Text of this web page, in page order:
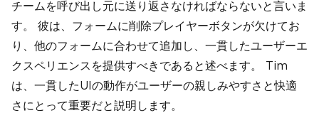
チームを呼び出し元に送り返さなければならないと言いま
す。 彼は、フォームに削除プレイヤーボタンが欠けてお
り、他のフォームに合わせて追加し、一貫したユーザーエ
クスペリエンスを提供すべきであると述べます。 Tim
は、一貫したUIの動作がユーザーの親しみやすさと快適
さにとって重要だと説明します。